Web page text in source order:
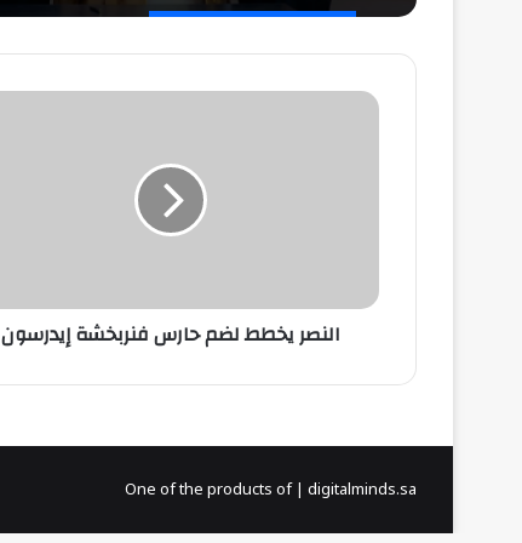
النصر
النصر يخطط لضم حارس فنربخشة إيدرسون
One of the products of | digitalminds.sa